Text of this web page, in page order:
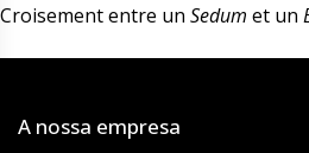
Croisement entre un Sedum et un
A nossa empresa